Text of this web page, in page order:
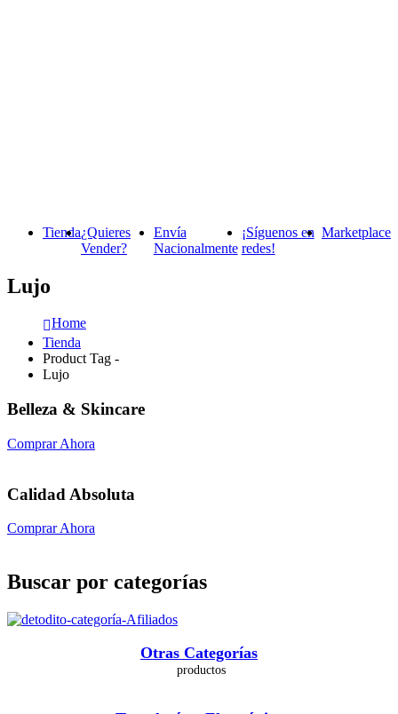
Tienda¿Quieres
Vender?
Envía
Nacionalmente
¡Síguenos en
redes!
Marketplace
Lujo
Home
Tienda
Product Tag -
Lujo
Belleza & Skincare
Comprar Ahora
Calidad Absoluta
Comprar Ahora
Buscar por categorías
Otras Categorías